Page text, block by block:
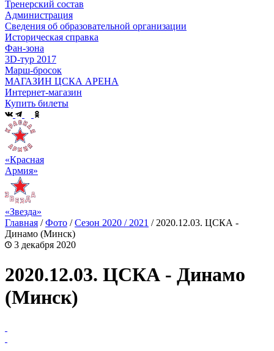
Тренерский состав
Администрация
Сведения об образовательной организации
Историческая справка
Фан-зона
3D-тур 2017
Марш-бросок
МАГАЗИН ЦСКА АРЕНА
Интернет-магазин
Купить билеты
«Красная
Армия»
«Звезда»
Главная /Фото /Сезон 2020 / 2021 / 2020.12.03. ЦСКА -
Динамо (Минск)
3 декабря 2020
2020.12.03. ЦСКА - Динамо
(Минск)